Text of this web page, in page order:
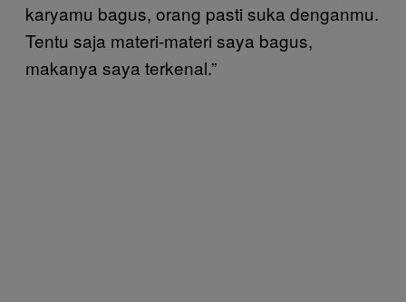
karyamu bagus, orang pasti suka denganmu.
Tentu saja materi-materi saya bagus,
makanya saya terkenal.”